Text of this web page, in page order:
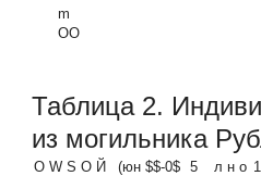
m
ОО
Таблица 2.
из могильника
О W S О Й
(юн $$-0$ 5
л н о 1